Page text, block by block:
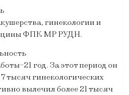
гинекологии и
ФПК МР РУДН.
21 год. За этот период он
тысяч гинекологических
вылечил более 21 тысяч